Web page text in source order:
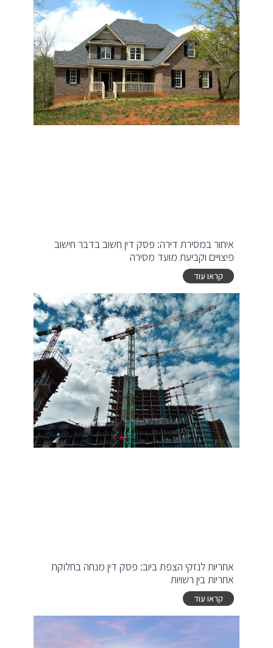
איחור במסירת דירה: פסק דין חשוב בדבר חישוב
פיצויים וקביעת מועד מסירה
קראו עוד
אחריות לנזקי הצפת ביוב: פסק דין מנחה בחלוקת
אחריות בין רשויות
קראו עוד